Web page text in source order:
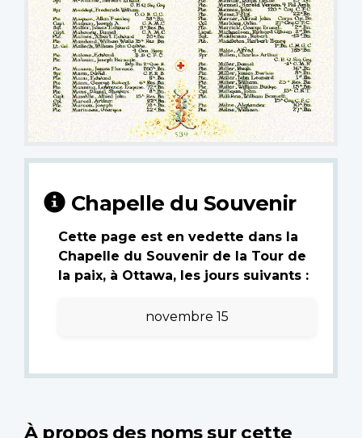
Chapelle du Souvenir
Cette page est en vedette dans la
Chapelle du Souvenir de la Tour de
la paix, à Ottawa, les jours suivants :
novembre 15
À propos des noms sur cette